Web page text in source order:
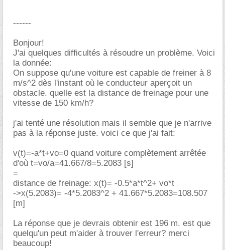
------
Bonjour!
J'ai quelques difficultés à résoudre un problème. Voici
la donnée:
On suppose qu'une voiture est capable de freiner à 8
m/s^2 dès l'instant où le conducteur aperçoit un
obstacle. quelle est la distance de freinage pour une
vitesse de 150 km/h?
j'ai tenté une résolution mais il semble que je n'arrive
pas à la réponse juste. voici ce que j'ai fait:
v(t)=-a*t+vo=0 quand voiture complètement arrêtée
d'où t=vo/a=41.667/8=5.2083 [s]
=
distance de freinage: x(t)= -0.5*a*t^2+ vo*t
->x(5.2083)= -4*5.2083^2 + 41.667*5.2083=108.507
[m]
La réponse que je devrais obtenir est 196 m. est que
quelqu'un peut m'aider à trouver l'erreur? merci
beaucoup!